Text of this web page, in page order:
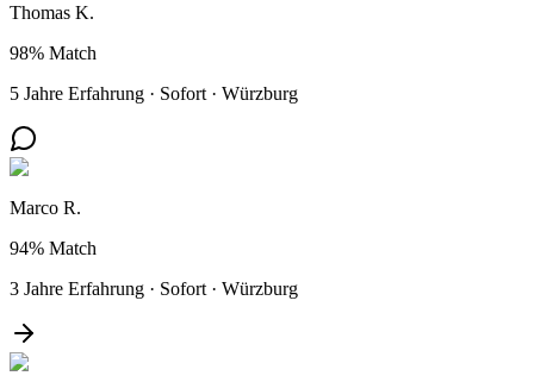
Thomas K.
98% Match
5 Jahre Erfahrung · Sofort · Würzburg
Marco R.
94% Match
3 Jahre Erfahrung · Sofort · Würzburg